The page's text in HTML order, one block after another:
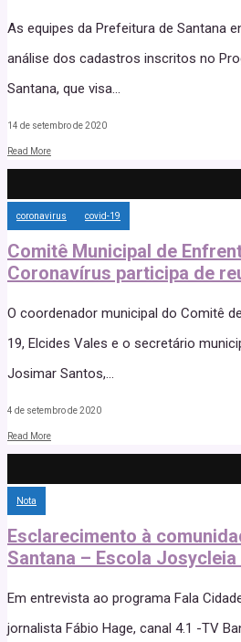
As equipes da Prefeitura de Santana
análise dos cadastros inscritos no
Santana, que visa...
14 de setembro de 2020
Read More
coronavirus covid-19
Comitê Municipal de
Coronavírus participa de
O coordenador municipal do Comitê
19, Elcides Vales e o secretário
Josimar Santos,...
4 de setembro de 2020
Read More
Nota
Esclarecimento à
Santana – Escola Josycleia
Em entrevista ao programa Fala
jornalista Fábio Hage, canal 4.1 -TV